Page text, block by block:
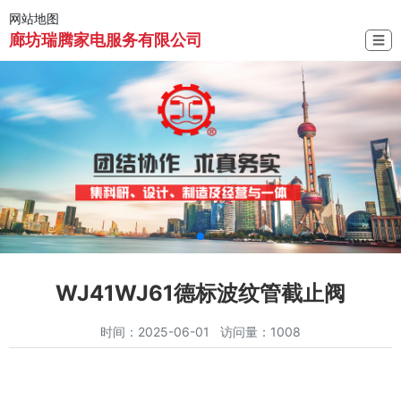
网站地图
廊坊瑞腾家电服务有限公司 ☰
WJ41WJ61德标波纹管截止阀
时间：2025-06-01 访问量：1008